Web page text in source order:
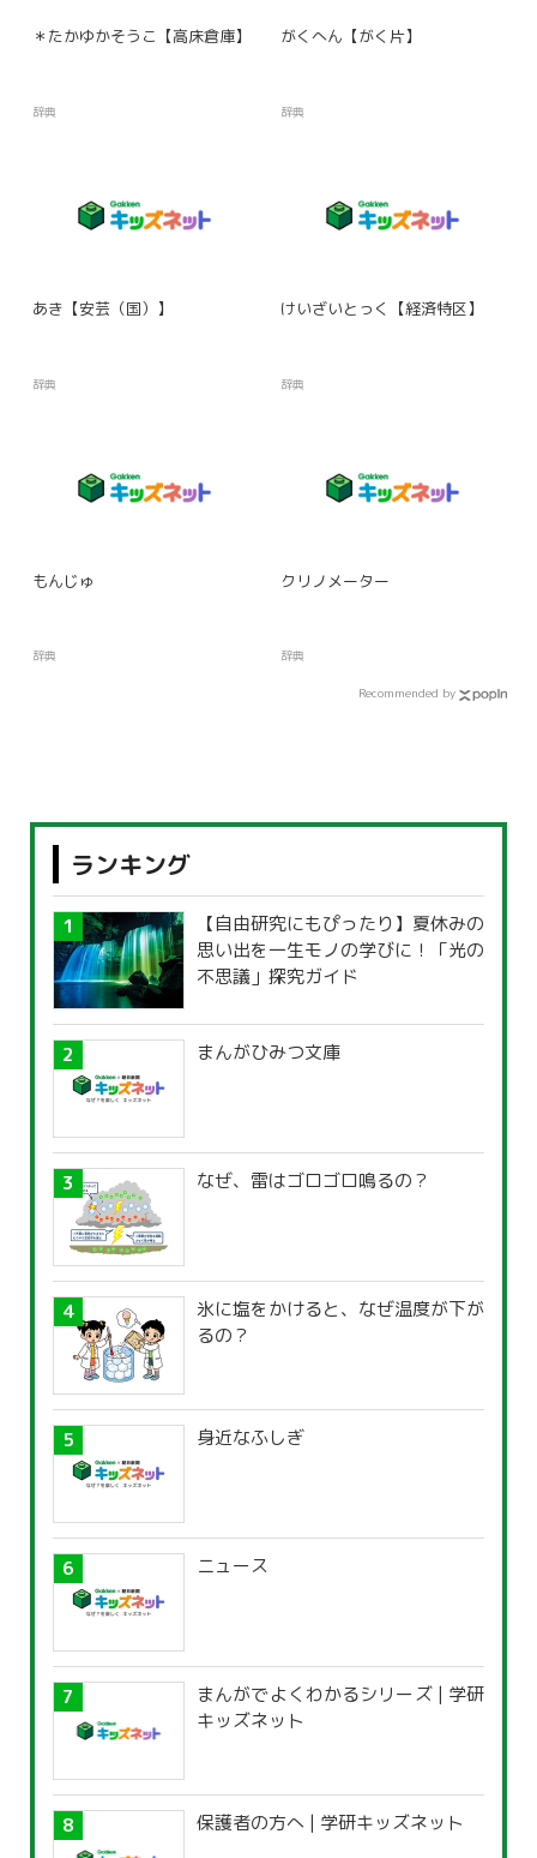
＊たかゆかそうこ【高床倉庫】
辞典
がくへん【がく片】
辞典
あき【安芸（国）】
辞典
けいざいとっく【経済特区】
辞典
もんじゅ
辞典
クリノメーター
辞典
Recommended by
ランキング
【自由研究にもぴったり】夏休みの
思い出を一生モノの学びに！「光の
不思議」探究ガイド
まんがひみつ文庫
なぜ、雷はゴロゴロ鳴るの？
氷に塩をかけると、なぜ温度が下が
るの？
身近なふしぎ
ニュース
まんがでよくわかるシリーズ | 学研
キッズネット
保護者の方へ | 学研キッズネット